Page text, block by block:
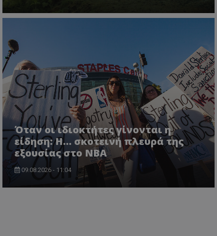
Όταν οι ιδιοκτήτες γίνονται η
είδηση: Η… σκοτεινή πλευρά της
εξουσίας στο NBA
09.08.2026 - 11:04